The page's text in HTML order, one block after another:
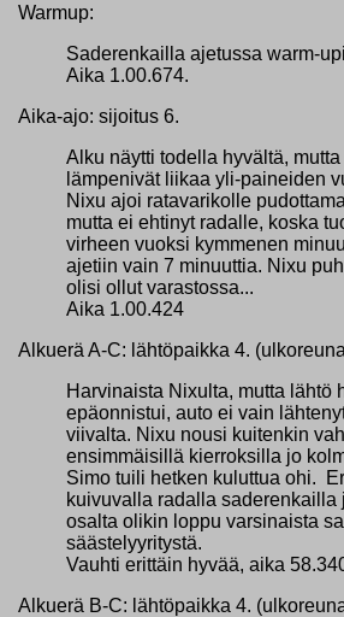
Warmup:
Saderenkailla ajetussa warm-
Aika 1.00.674.
Aika-ajo: sijoitus 6.
Alku näytti todella hyvältä,
lämpenivät liikaa yli-paineiden
Nixu ajoi ratavarikolle
mutta ei ehtinyt radalle, koska
virheen vuoksi kymmenen
ajetiin vain 7 minuuttia. Nixu
olisi ollut varastossa...
Aika 1.00.424
Alkuerä A-C: lähtöpaikka 4.
Harvinaista Nixulta, mutta lähtö
epäonnistui, auto ei vain
viivalta. Nixu nousi kuitenkin
ensimmäisillä kierroksilla jo
Simo tuili hetken kuluttua ohi.
kuivuvalla radalla saderenkailla
osalta olikin loppu varsinaista
säästelyyritystä.
Vauhti erittäin hyvää, aika
Alkuerä B-C: lähtöpaikka 4.